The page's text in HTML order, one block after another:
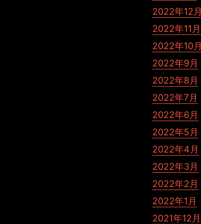
2022年12月
2022年11月
2022年10月
2022年9月
2022年8月
2022年7月
2022年6月
2022年5月
2022年4月
2022年3月
2022年2月
2022年1月
2021年12月